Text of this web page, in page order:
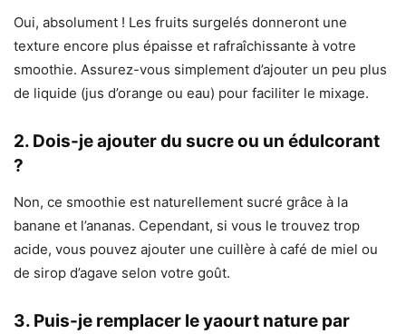
Oui, absolument ! Les fruits surgelés donneront une
texture encore plus épaisse et rafraîchissante à votre
smoothie. Assurez-vous simplement d’ajouter un peu plus
de liquide (jus d’orange ou eau) pour faciliter le mixage.
2. Dois-je ajouter du sucre ou un édulcorant
?
Non, ce smoothie est naturellement sucré grâce à la
banane et l’ananas. Cependant, si vous le trouvez trop
acide, vous pouvez ajouter une cuillère à café de miel ou
de sirop d’agave selon votre goût.
3. Puis-je remplacer le yaourt nature par